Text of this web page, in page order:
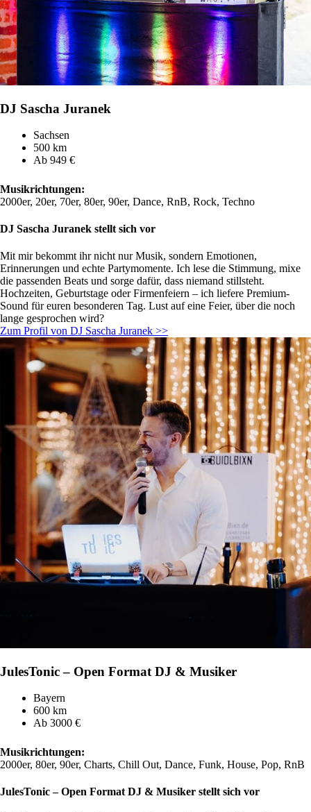
DJ Sascha Juranek
Sachsen
500 km
Ab 949 €
Musikrichtungen:
2000er, 20er, 70er, 80er, 90er, Dance, RnB, Rock, Techno
DJ Sascha Juranek stellt sich vor
Mit mir bekommt ihr nicht nur Musik, sondern Emotionen,
Erinnerungen und echte Partymomente. Ich lese die Stimmung, mixe
die passenden Beats und sorge dafür, dass niemand stillsteht.
Hochzeiten, Geburtstage oder Firmenfeiern – ich liefere Premium-
Sound für euren besonderen Tag. Lust auf eine Feier, über die noch
lange gesprochen wird?
Zum Profil von DJ Sascha Juranek >>
JulesTonic – Open Format DJ & Musiker
Bayern
600 km
Ab 3000 €
Musikrichtungen:
2000er, 80er, 90er, Charts, Chill Out, Dance, Funk, House, Pop, RnB
JulesTonic – Open Format DJ & Musiker stellt sich vor